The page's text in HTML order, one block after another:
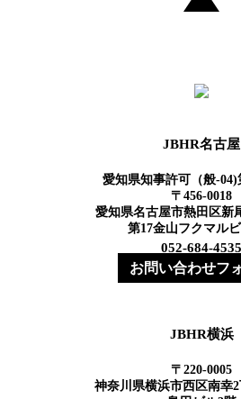
JBHR名古屋
愛知県知事許可（般-04)
〒456-0018
愛知県名古屋市熱田区新
第17金山フクマル
052-684-4535
お問い合わせフ
JBHR横浜
〒220-0005
神奈川県横浜市西区南幸